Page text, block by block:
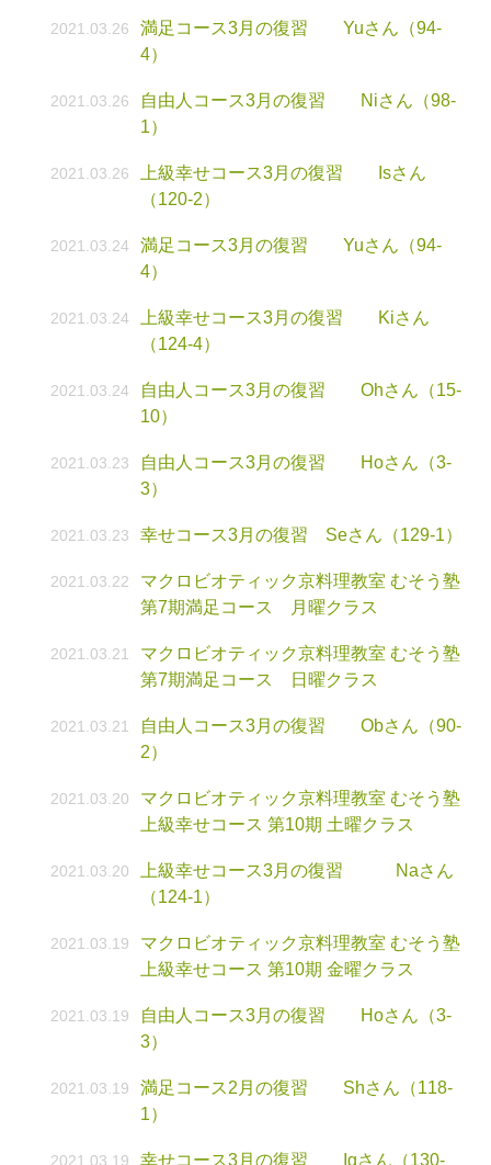
2021.03.26
満足コース3月の復習 Yuさん（94-
4）
2021.03.26
自由人コース3月の復習 Niさん（98-
1）
2021.03.26
上級幸せコース3月の復習 Isさん
（120-2）
2021.03.24
満足コース3月の復習 Yuさん（94-
4）
2021.03.24
上級幸せコース3月の復習 Kiさん
（124-4）
2021.03.24
自由人コース3月の復習 Ohさん（15-
10）
2021.03.23
自由人コース3月の復習 Hoさん（3-
3）
2021.03.23 幸せコース3月の復習 Seさん（129-1）
2021.03.22
マクロビオティック京料理教室 むそう塾
第7期満足コース 月曜クラス
2021.03.21
マクロビオティック京料理教室 むそう塾
第7期満足コース 日曜クラス
2021.03.21
自由人コース3月の復習 Obさん（90-
2）
2021.03.20
マクロビオティック京料理教室 むそう塾
上級幸せコース 第10期 土曜クラス
2021.03.20
上級幸せコース3月の復習 Naさん
（124-1）
2021.03.19
マクロビオティック京料理教室 むそう塾
上級幸せコース 第10期 金曜クラス
2021.03.19
自由人コース3月の復習 Hoさん（3-
3）
2021.03.19
満足コース2月の復習 Shさん（118-
1）
2021.03.19 幸せコース3月の復習 Igさん（130-